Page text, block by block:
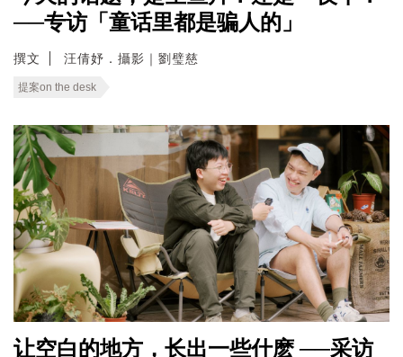
──专访「童话里都是骗人的」
撰文 汪倩妤．攝影｜劉璧慈
提案on the desk
让空白的地方，长出一些什麽 ──采访